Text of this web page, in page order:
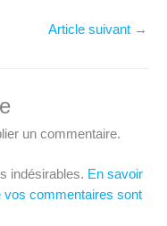
Article suivant →
un commentaire.
indésirables. En savoir
vos commentaires sont